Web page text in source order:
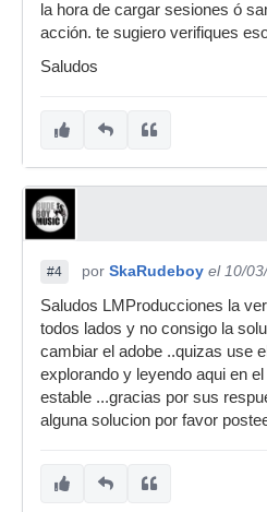
la hora de cargar sesiones ó
acción. te sugiero verifiques
Saludos
#4 por SkaRudeboy el 10/
Saludos LMProducciones la
todos lados y no consigo la
cambiar el adobe ..quizas use
explorando y leyendo aqui en
estable ...gracias por sus
alguna solucion por favor